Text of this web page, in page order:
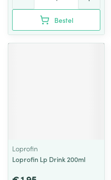
Bestel
Loprofin
Loprofin Lp Drink 200ml